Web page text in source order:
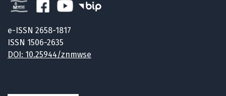
e-ISSN 2658-1817
ISSN 1506-2635
DOI: 10.25944/znmwse